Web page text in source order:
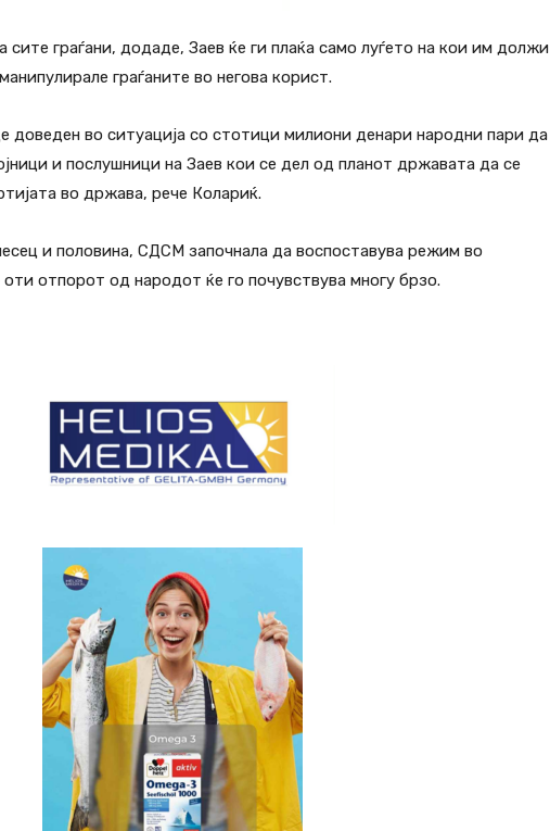
сите граѓани, додаде, Заев ќе ги плаќа само луѓето на кои им должи
граѓаните во негова корист.
доведен во ситуација со стотици милиони денари народни пари да
и послушници на Заев кои се дел од планот државата да се
во држава, рече Колариќ.
и половина, СДСМ започнала да воспоставува режим во
отпорот од народот ќе го почувствува многу брзо.